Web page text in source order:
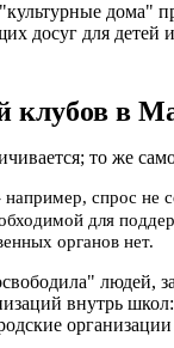
досуг для
клубов в
то же
спрос не
для
органов нет.
людей,
внутрь